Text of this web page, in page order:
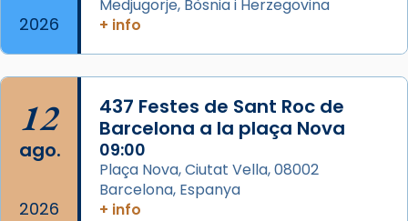
eterna”) són deixebles seves. I l’any 1667, el
frare Joan Gaspar Roig, afirma en una obra
que les santes són filles de l’antiga Iluro.
Mataró en reivindicarà les relíq
Foto
View on Facebook · Share
2026
Medjugorje, Bòsnia i Herzegovina
+ info
12
ago.
2026
437 Festes de Sant Roc de
Barcelona a la plaça Nova
09:00
Plaça Nova, Ciutat Vella, 08002
Barcelona, Espanya
+ info